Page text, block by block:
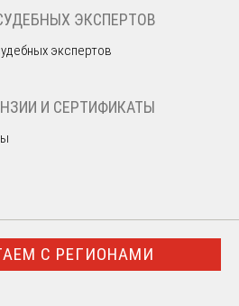
ЭКСПЕРТОВ
И СЕРТИФИКАТЫ
С РЕГИОНАМИ